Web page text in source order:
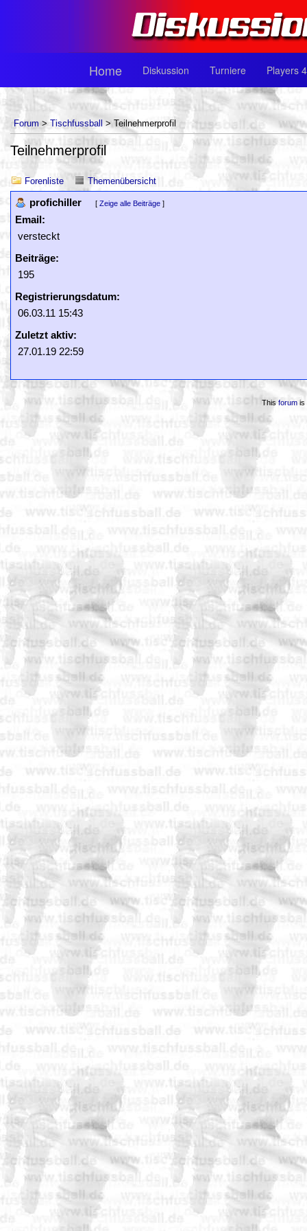
Home Diskussion Turniere Players
Forum > Tischfussball > Teilnehmerprofil
Teilnehmerprofil
Forenliste Themenübersicht
profichiller [ Zeige alle Beiträge ]
Email:
versteckt
Beiträge:
195
Registrierungsdatum:
06.03.11 15:43
Zuletzt aktiv:
27.01.19 22:59
Thisforumis